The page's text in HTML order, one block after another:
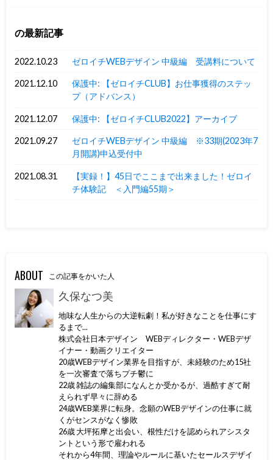
の最新記事
2022.10.23 ゼロイチWEBデザイン 中級編 受講料について
2021.12.10
保護中: 【ゼロイチCLUB】お仕事獲得のステッ
プ（アドバンス）
2021.12.07 保護中: 【ゼロイチCLUB2022】アーカイブ
2021.09.27
ゼロイチWEBデザイン 中級編 ※33期(2023年7
月開講)申込受付中
2021.08.31
【実録！】45日でここまで出来ました！ゼロイ
チ体験記 ＜入門編55期＞
ABOUT この記事をかいた人
久保なつ美
地味な人生からの大逆転劇！私が好きなことを仕事にす
るまで...
株式会社日本デザイン WEBディレクター・WEBデザ
イナー・動画クリエイター
20歳WEBデザイン業界を目指すが、未経験のため15社
を一次審査で落ちプチ鬱に
22歳 雑誌の編集部になんとか受かるが、過酷すぎて耐
えられず早々に辞める
24歳WEB業界に転身。念願のWEBデザインの仕事に就
くがセンスがなく惨敗
26歳 大坪拓摩と出会い、根性だけを認められアシスタ
ントという形で雇われる
それから4年間、理論やルールに基いたセールスデザイ